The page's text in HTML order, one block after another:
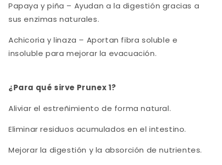
Papaya y piña – Ayudan a la digestión gracias a
sus enzimas naturales.
Achicoria y linaza – Aportan fibra soluble e
insoluble para mejorar la evacuación.
¿Para qué sirve Prunex 1?
Aliviar el estreñimiento de forma natural.
Eliminar residuos acumulados en el intestino.
Mejorar la digestión y la absorción de nutrientes.